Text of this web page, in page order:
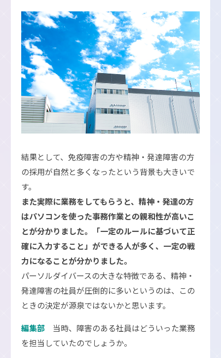
結果として、免疫障害の方や精神・発達障害の方
の採用が自然と多くなったという背景も大きいで
す。
また実際に業務をしてもらうと、精神・発達の方
はパソコンを使った事務作業との親和性が高いこ
とが分かりました。「一定のルールに基づいて正
確に入力すること」ができる人が多く、一定の戦
力になることが分かりました。
パーソルダイバースの大きな特徴である、精神・
発達障害の社員が圧倒的に多いというのは、この
ときの決定が源泉ではないかと思います。
編集部 当時、障害のある社員はどういった業務
を担当していたのでしょうか。